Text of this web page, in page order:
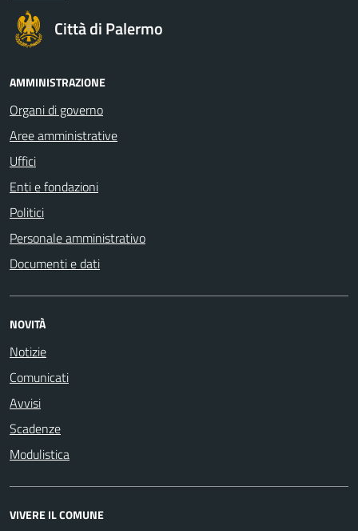
Città di Palermo
AMMINISTRAZIONE
Organi di governo
Aree amministrative
Uffici
Enti e fondazioni
Politici
Personale amministrativo
Documenti e dati
NOVITÀ
Notizie
Comunicati
Avvisi
Scadenze
Modulistica
VIVERE IL COMUNE